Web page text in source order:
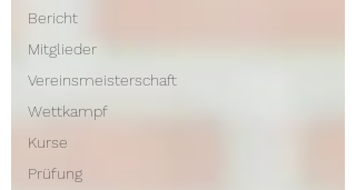
Bericht
Mitglieder
Vereinsmeisterschaft
Wettkampf
Kurse
Prüfung